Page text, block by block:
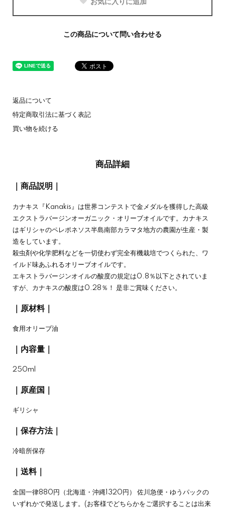
お気に入りに追加
この商品について問い合わせる
返品について
特定商取引法に基づく表記
買い物を続ける
商品詳細
｜商品説明｜
カナキス『Kanakis』は世界コンテストで金メダルを獲得した高級
エクストラバージンオーガニック・オリーブオイルです。カナキス
はギリシャのペレポネソス半島南部カラマタ地方の農園が生産・製
造をしています。
殺虫剤や化学肥料などを一切使わず完全有機栽培でつくられた、ワ
イルド味あふれるオリーブオイルです。
エキストラバージンオイルの酸度の規定は0.8％以下とされていま
すが、カナキスの酸度は0.28％！ 是非ご賞味ください。
｜原材料｜
食用オリーブ油
｜内容量｜
250ml
｜原産国｜
ギリシャ
｜保存方法｜
冷暗所保存
｜送料｜
全国一律880円（北海道・沖縄1320円） 佐川急便・ゆうパックの
いずれかで発送します。(お客様でどちらかをご選択することは出来